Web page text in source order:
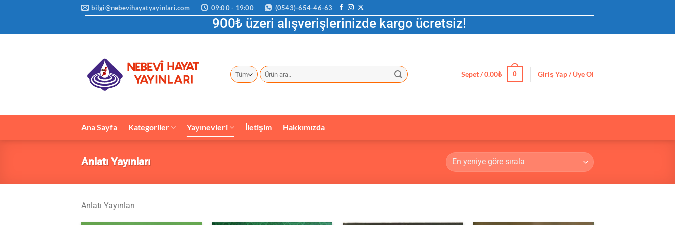
bilgi@nebevihayatyayinlari.com 09:00 - 19:00 (0543)-654-46-63
900₺ üzeri alışverişlerinizde kargo ücretsiz!
Ara: Sepet /0.00₺ 0 Giriş Yap / Üye Ol
Ana Sayfa Kategoriler Yayınevleri İletişim Hakkımızda
Anlatı Yayınları
Anlatı Yayınları